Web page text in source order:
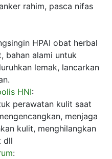
rahim, pasca nifas
HPAI obat herbal
bahan alami untuk
lemak, lancarkan
HNI:
perawatan kulit saat
menjaga
kulit, menghilangkan
dll
: